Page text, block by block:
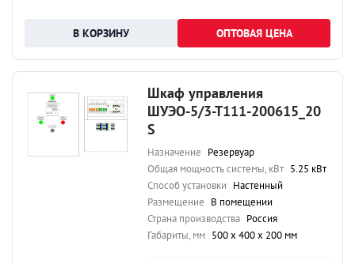
ОПТОВАЯ ЦЕНА
Шкаф управления
ШУЭО-5/3-Т111-200615_20
S
Назначение Резервуар
Общая мощность системы, кВт 5.25 кВт
Способ установки Настенный
Размещение В помещении
Страна производства Россия
Габариты, мм 500 х 400 х 200 мм